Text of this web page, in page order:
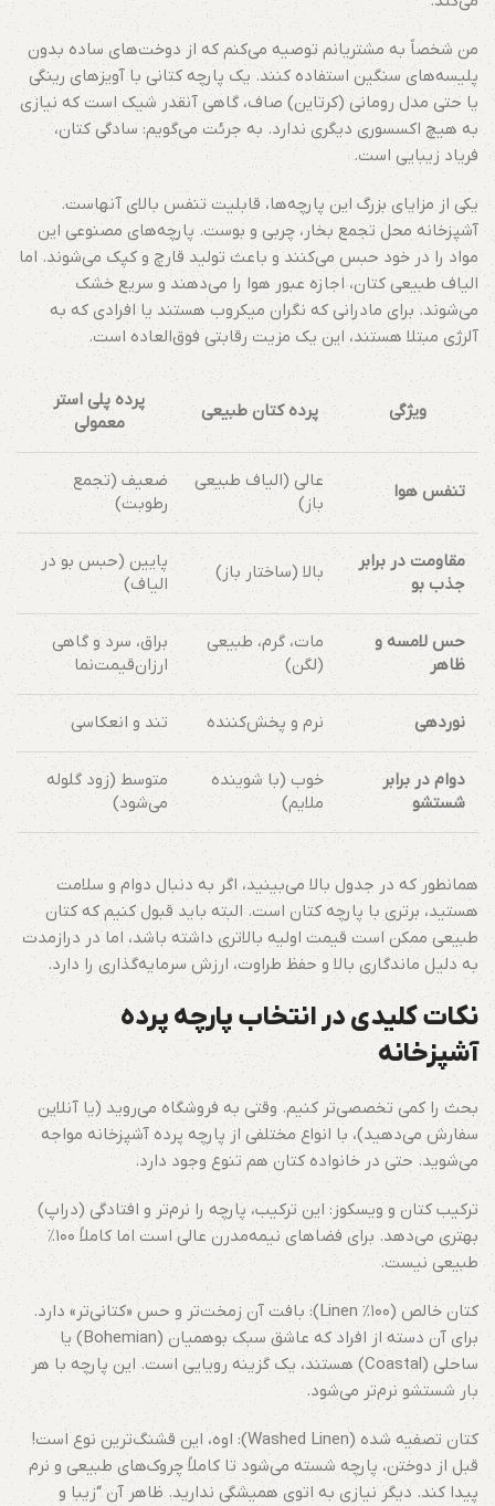
من شخصاً به مشتریانم توصیه می‌کنم که از دوخت‌های ساده بدون
پلیسه‌های سنگین استفاده کنند. یک پارچه کتانی با آویزهای رینگی
یا حتی مدل رومانی (کرتاین) صاف، گاهی آنقدر شیک است که نیازی
به هیچ اکسسوری دیگری ندارد. به جرئت می‌گویم: سادگی کتان،
فریاد زیبایی است.
یکی از مزایای بزرگ این پارچه‌ها، قابلیت تنفس بالای آنهاست.
آشپزخانه محل تجمع بخار، چربی و بوست. پارچه‌های مصنوعی این
مواد را در خود حبس می‌کنند و باعث تولید قارچ و کپک می‌شوند. اما
الیاف طبیعی کتان، اجازه عبور هوا را می‌دهند و سریع خشک
می‌شوند. برای مادرانی که نگران میکروب هستند یا افرادی که به
آلرژی مبتلا هستند، این یک مزیت رقابتی فوق‌العاده است.
ویژگی پرده کتان طبیعی
پرده پلی استر
معمولی
تنفس هوا
عالی (الیاف طبیعی
باز)
ضعیف (تجمع
رطوبت)
مقاومت در برابر
جذب بو
بالا (ساختار باز)
پایین (حبس بو در
الیاف)
حس لامسه و
ظاهر
مات، گرم، طبیعی
(لگن)
براق، سرد و گاهی
ارزان‌قیمت‌نما
نوردهی نرم و پخش‌کننده تند و انعکاسی
دوام در برابر
شستشو
خوب (با شوینده
ملایم)
متوسط (زود گلوله
می‌شود)
همانطور که در جدول بالا می‌بینید، اگر به دنبال دوام و سلامت
هستید، برتری با پارچه کتان است. البته باید قبول کنیم که کتان
طبیعی ممکن است قیمت اولیه بالاتری داشته باشد، اما در درازمدت
به دلیل ماندگاری بالا و حفظ طراوت، ارزش سرمایه‌گذاری را دارد.
نکات کلیدی در انتخاب پارچه پرده
آشپزخانه
بحث را کمی تخصصی‌تر کنیم. وقتی به فروشگاه می‌روید (یا آنلاین
سفارش می‌دهید)، با انواع مختلفی از پارچه پرده آشپزخانه مواجه
می‌شوید. حتی در خانواده کتان هم تنوع وجود دارد.
ترکیب کتان و ویسکوز: این ترکیب، پارچه را نرم‌تر و افتادگی (دراپ)
بهتری می‌دهد. برای فضاهای نیمه‌مدرن عالی است اما کاملاً ۱۰۰٪
طبیعی نیست.
کتان خالص (۱۰۰% Linen): بافت آن زمخت‌تر و حس «کتانی‌تر» دارد.
برای آن دسته از افراد که عاشق سبک بوهمیان (Bohemian) یا
ساحلی (Coastal) هستند، یک گزینه رویایی است. این پارچه با هر
بار شستشو نرم‌تر می‌شود.
کتان تصفیه شده (Washed Linen): اوه، این قشنگ‌ترین نوع است!
قبل از دوختن، پارچه شسته می‌شود تا کاملاً چروک‌های طبیعی و نرم
پیدا کند. دیگر نیازی به اتوی همیشگی ندارید. ظاهر آن “زیبا و